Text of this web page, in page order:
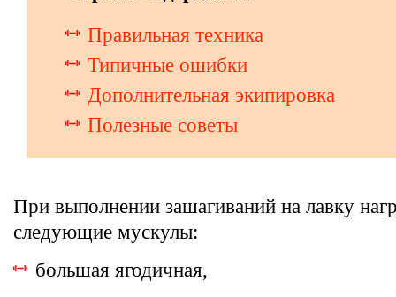
Правильная техника
Типичные ошибки
Дополнительная экипировка
Полезные советы
При выполнении зашагиваний на лавку
следующие мускулы:
большая ягодичная,